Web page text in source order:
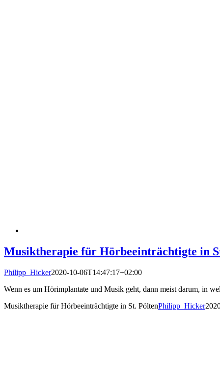
Musiktherapie für Hörbeeinträchtigte in
Philipp_Hicker2020-10-06T14:47:17+02:00
Wenn es um Hörimplantate und Musik geht, dann meist darum, in
Musiktherapie für Hörbeeinträchtigte in St. PöltenPhilipp_Hicker